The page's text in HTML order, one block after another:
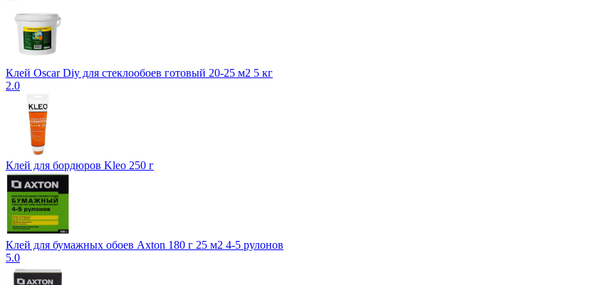
Клей Oscar Diy для стеклообоев готовый 20-25 м2 5 кг
2.0
Клей для бордюров Kleo 250 г
Клей для бумажных обоев Axton 180 г 25 м2 4-5 рулонов
5.0